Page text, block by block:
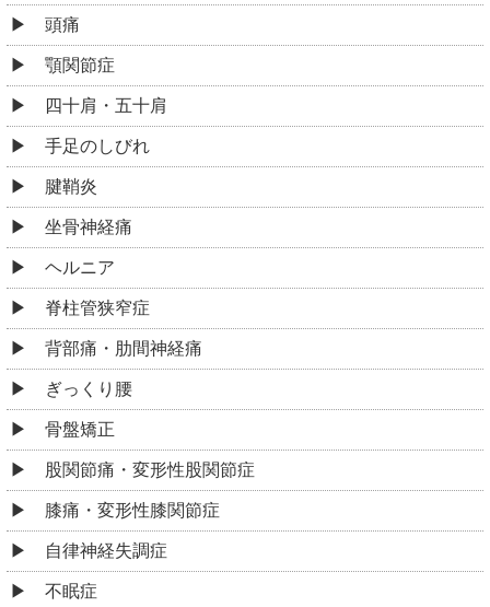
頭痛
顎関節症
四十肩・五十肩
手足のしびれ
腱鞘炎
坐骨神経痛
ヘルニア
脊柱管狭窄症
背部痛・肋間神経痛
ぎっくり腰
骨盤矯正
股関節痛・変形性股関節症
膝痛・変形性膝関節症
自律神経失調症
不眠症